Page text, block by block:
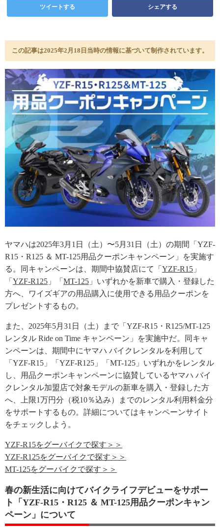
ツイートする シェアする
この記事は2025年2月18日当時の情報に基づいて制作されています。
ヤマハは2025年3月1日（土）〜5月31日（土）の期間「YZF-
R15・R125 ＆ MT-125用品クーポンキャンペーン」を実施す
る。同キャンペーンは、期間中協賛店にて「 YZF-R15 」
「 YZF-R125 」「 MT-125 」いずれかを新車で購入・登録した
方へ、ワイズギアの用品購入に使用できる用品クーポンを
プレゼントするもの。
また、2025年5月31日（土）まで「YZF-R15・R125/MT-125
レンタル Ride on Time キャンペーン」を実施中だ。同キャ
ンペーンは、期間中にヤマハ バイクレンタルを利用して
「YZF-R15」「YZF-R125」「MT-125」いずれかをレンタル
し、用品クーポンキャンペーンに協賛しているヤマハ バイ
クレンタル加盟店で対象モデルの新車を購入・登録した方
へ、上限1万円分（税10％込み）までのレンタル利用料金分
をサポートするもの。詳細についてはキャンペーンサイト
をチェックしよう。
YZF-R15をグーバイクで探す＞＞
YZF-R125をグーバイクで探す＞＞
MT-125をグーバイクで探す＞＞
春の新生活に向けてバイクライフデビューをサポー
ト「YZF-R15・R125 ＆ MT-125用品クーポンキャン
ペーン」について